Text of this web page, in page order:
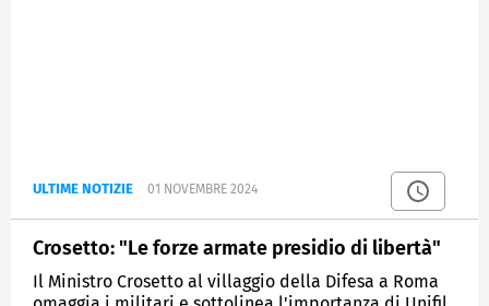
ULTIME NOTIZIE 01 NOVEMBRE 2024
Crosetto: "Le forze armate presidio di libertà"
Il Ministro Crosetto al villaggio della Difesa a Roma